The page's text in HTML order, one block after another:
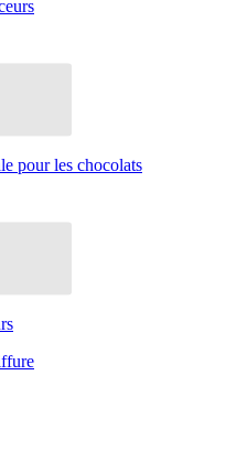
pour les chocolats